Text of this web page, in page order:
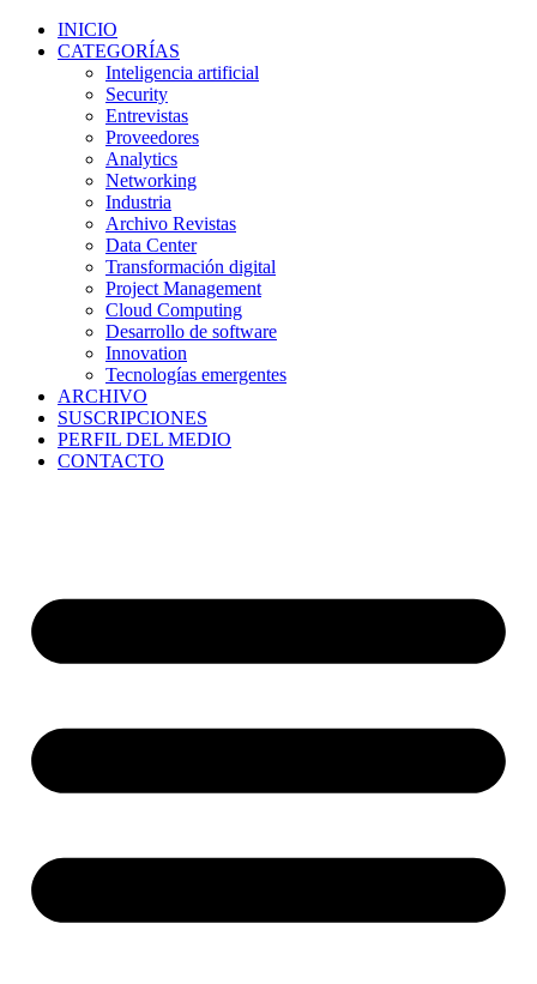
INICIO
CATEGORÍAS
Inteligencia artificial
Security
Entrevistas
Proveedores
Analytics
Networking
Industria
Archivo Revistas
Data Center
Transformación digital
Project Management
Cloud Computing
Desarrollo de software
Innovation
Tecnologías emergentes
ARCHIVO
SUSCRIPCIONES
PERFIL DEL MEDIO
CONTACTO